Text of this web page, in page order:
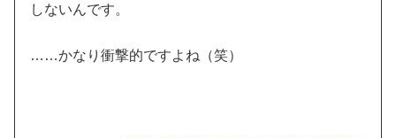
しないんです。
……かなり衝撃的ですよね（笑）